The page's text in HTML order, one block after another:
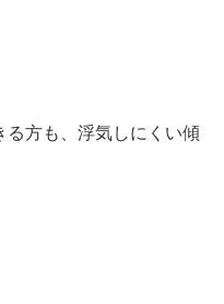
方も、浮気しにくい傾